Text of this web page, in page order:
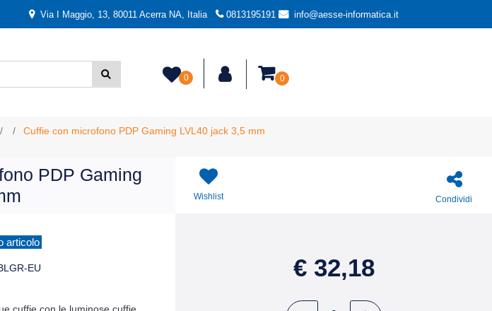
Via I Maggio, 13, 80011 Acerra NA, Italia 0813195191 info@aesse-informatica.it
0 0
Cuffie con microfono PDP Gaming LVL40 jack 3,5 mm
PDP Gaming
articolo
EU
Wishlist Condividi
€ 32,18